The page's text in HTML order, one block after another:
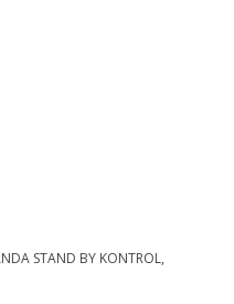
STAND BY KONTROL,